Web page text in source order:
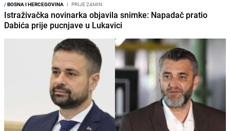
/BOSNA I HERCEGOVINA I PRIJE 24MIN
Istraživačka novinarka objavila snimke: Napadač pratio
Dabića prije pucnjave u Lukavici